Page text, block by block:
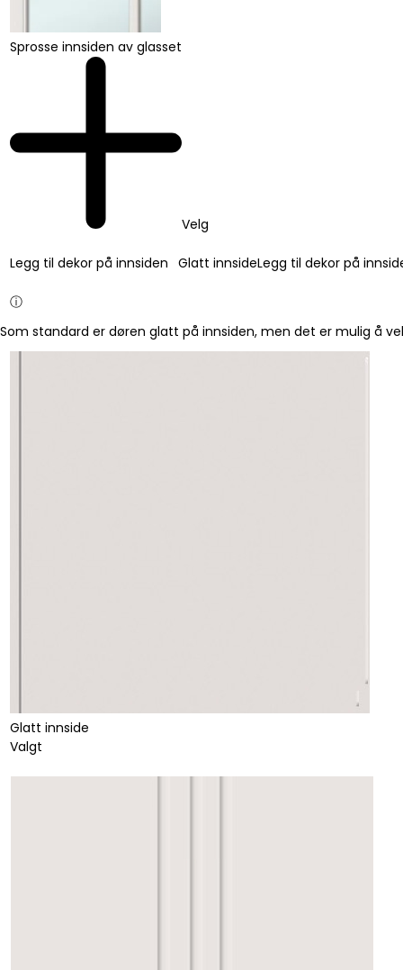
Sprosse innsiden av glasset
Velg
Legg til dekor på innsiden Glatt innsideLegg til dekor på
ⓘ
Som standard er døren glatt på innsiden, men det er mulig å
Glatt innside
Valgt